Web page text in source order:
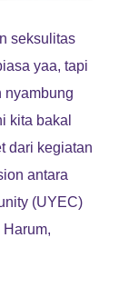
seksulitas
yaa, tapi
nyambung
kita bakal
dari kegiatan
antara
(UYEC)
Harum,